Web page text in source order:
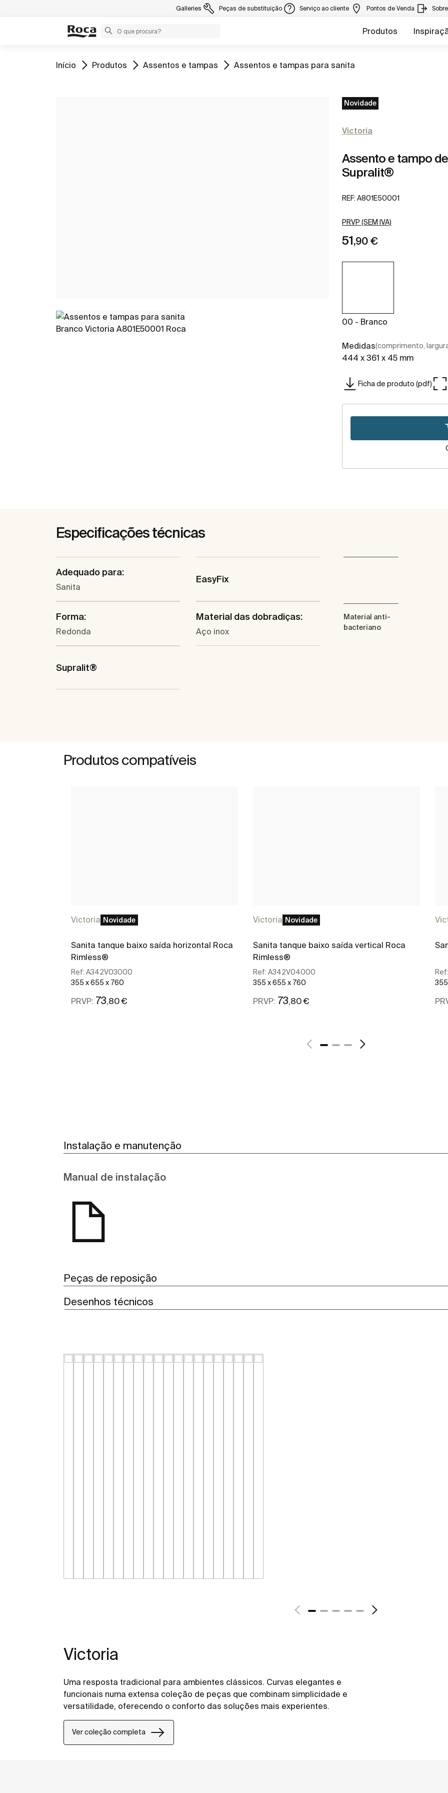
Galleries Peças de substituição Serviço ao cliente Pontos de Venda
Produtos
Ir para
Início Ir para
Produtos Ir para
Assentos e tampas Ir para
Assentos e tampas para sanita
Novidade
Victoria
Assento e tampo
Supralit®
REF: A801E50001
PRVP (SEM IVA)
51,90 €
00 - Branco
Medidas(comprimento,
444 x 361 x 45 mm
Ficha de produto (pdf)
Especificações técnicas
Adequado para:
Sanita
EasyFix
Forma:
Redonda
Material das dobradiças:
Aço inox
Supralit®
Material anti-
bacteriano
Produtos compatíveis
Victoria Novidade
Sanita tanque baixo saída horizontal Roca
Rimless®
Ref: A342V03000
355 x 655 x 760
PRVP: 73 ,80 €
Victoria Novidade
Sanita tanque baixo saída vertical Roca
Rimless®
Ref: A342V04000
355 x 655 x 760
PRVP: 73 ,80 €
Ref:
Instalação e manutenção
Manual de instalação
Peças de reposição
Desenhos técnicos
Victoria
Uma resposta tradicional para ambientes clássicos. Curvas elegantes e
funcionais numa extensa coleção de peças que combinam simplicidade e
versatilidade, oferecendo o conforto das soluções mais experientes.
Ver coleção completa